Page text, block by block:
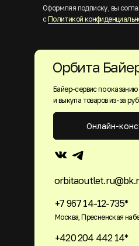
Оформляя подписку, вы
с Политикой
Байер-сервис по
и выкупа товаров из-за
+7 967 14-12-735*
Москва, Пресненская
+420 204 442 14*
Онлайн-
Орбита